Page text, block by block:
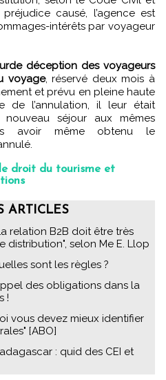
causé, l’agence est
intérêts par voyageur
déception des voyageurs
voyage, réservé deux mois à
et prévu en pleine haute
de l’annulation, il leur était
séjour aux mêmes
avoir même obtenu le
droit du tourisme et
ARTICLES
relation B2B doit être très
selon Me E. Llop
sont les règles ?
des obligations dans la
!
vous devez mieux identifier
[ABO]
: quid des CEI et